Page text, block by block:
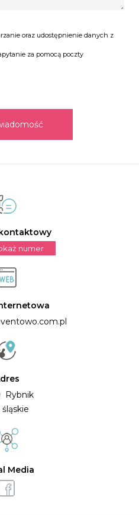
oraz udostępnienie danych z
za pomocą poczty
numer
Rybnik
Media